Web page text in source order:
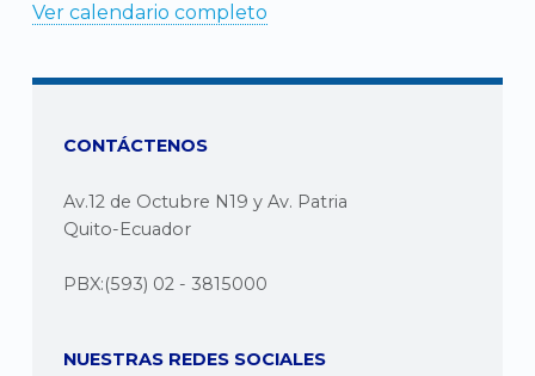
Ver calendario completo
CONTÁCTENOS
Av.12 de Octubre N19 y Av. Patria
Quito-Ecuador
PBX:(593) 02 - 3815000
NUESTRAS REDES SOCIALES